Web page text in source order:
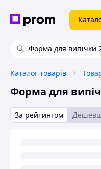
Форма для випічки
Каталог товарів
Форма для
За рейтингом